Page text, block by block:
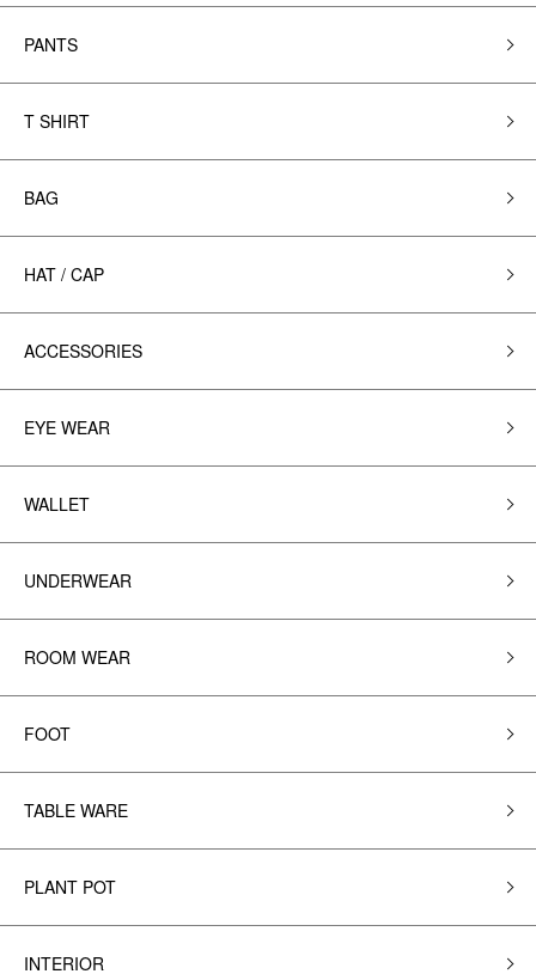
PANTS
T SHIRT
BAG
HAT / CAP
ACCESSORIES
EYE WEAR
WALLET
UNDERWEAR
ROOM WEAR
FOOT
TABLE WARE
PLANT POT
INTERIOR